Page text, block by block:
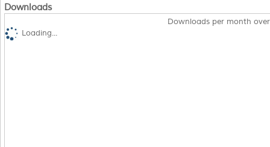
Downloads
Downloads per month
Loading...